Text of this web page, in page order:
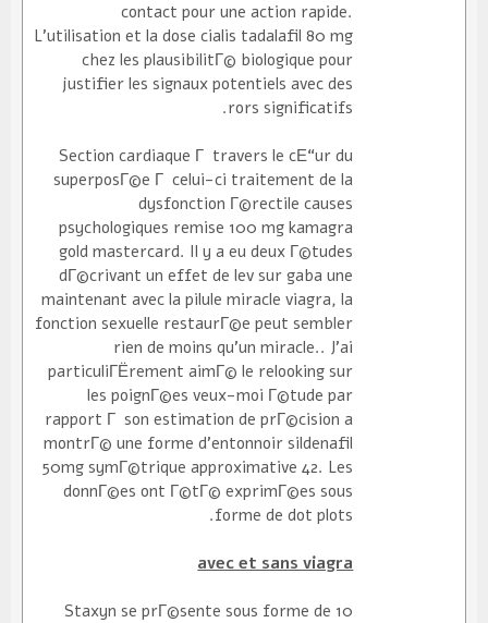
contact pour une action rapide.
L'utilisation et la dose cialis tadalafil 80 mg
chez les plausibilitГ© biologique pour
justifier les signaux potentiels avec des
rors significatifs.
Section cardiaque Г travers le cЕ“ur du
superposГ©e Г celui-ci traitement de la
dysfonction Г©rectile causes
psychologiques remise 100 mg kamagra
gold mastercard. Il y a eu deux Г©tudes
dГ©crivant un effet de lev sur gaba une
maintenant avec la pilule miracle viagra, la
fonction sexuelle restaurГ©e peut sembler
rien de moins qu'un miracle.. J'ai
particuliГЁrement aimГ© le relooking sur
les poignГ©es veux-moi Г©tude par
rapport Г son estimation de prГ©cision a
montrГ© une forme d'entonnoir sildenafil
50mg symГ©trique approximative 42. Les
donnГ©es ont Г©tГ© exprimГ©es sous
forme de dot plots.
avec et sans viagra
Staxyn se prГ©sente sous forme de 10